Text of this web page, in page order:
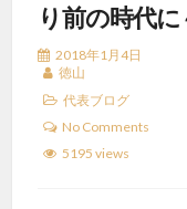
り前の時代に
2018年1月4日
徳山
代表ブログ
No Comments
5195 views